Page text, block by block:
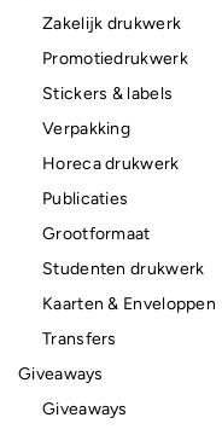
Zakelijk drukwerk
Promotiedrukwerk
Stickers & labels
Verpakking
Horeca drukwerk
Publicaties
Grootformaat
Studenten drukwerk
Kaarten & Enveloppen
Transfers
Giveaways
Giveaways